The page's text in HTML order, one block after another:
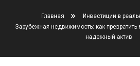
Главная
Инвестиции в
Зарубежная недвижимость: как превратить
надежный актив